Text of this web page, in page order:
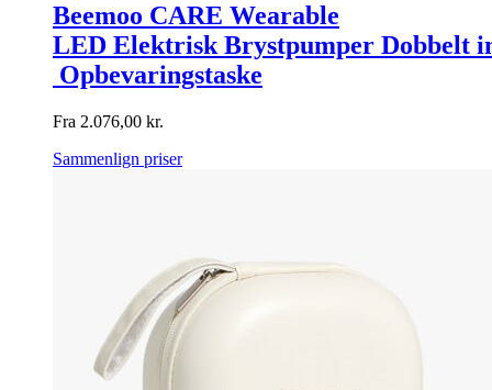
Beemoo CARE Wearable
LED Elektrisk Brystpumper Dobbelt
Opbevaringstaske
Fra 2.076,00 kr.
Sammenlign priser